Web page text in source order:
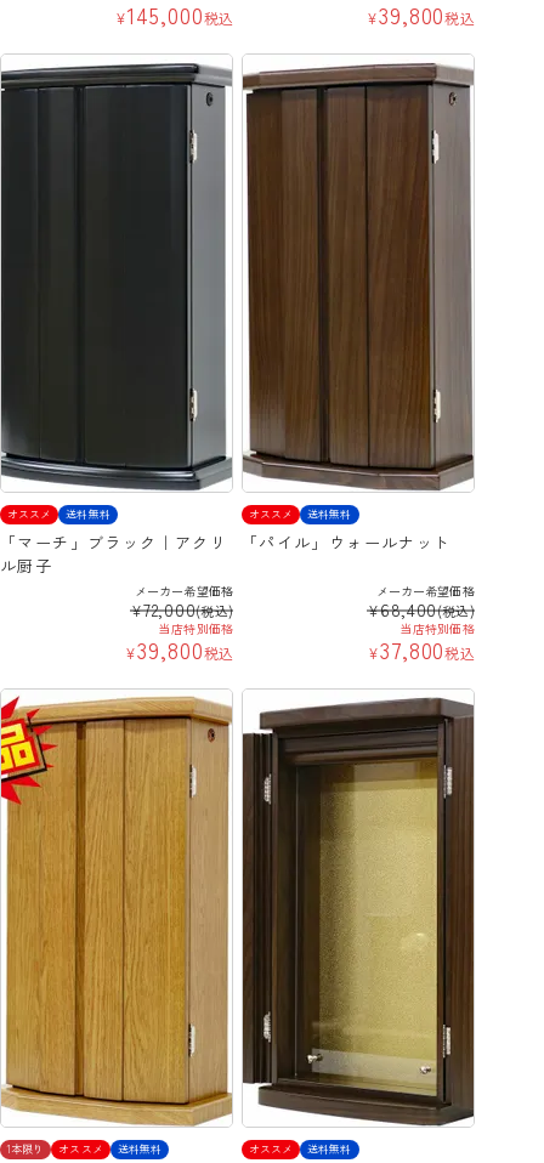
¥145,000税込 ¥39,800税込
オススメ 送料無料
「マーチ」ブラック｜アクリ
ル厨子
メーカー希望価格
¥72,000(税込)
当店特別価格
¥39,800税込
オススメ 送料無料
「パイル」ウォールナット
メーカー希望価格
¥68,400(税込)
当店特別価格
¥37,800税込
1本限り オススメ 送料無料 オススメ 送料無料